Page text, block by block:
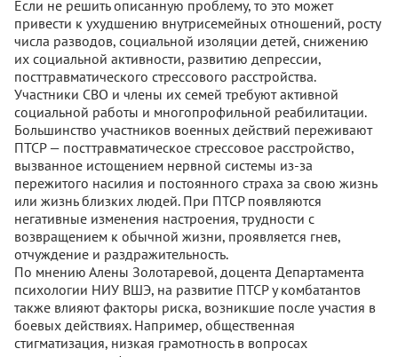
Если не решить описанную проблему, то это может
привести к ухудшению внутрисемейных отношений, росту
числа разводов, социальной изоляции детей, снижению
их социальной активности, развитию депрессии,
посттравматического стрессового расстройства.
Участники СВО и члены их семей требуют активной
социальной работы и многопрофильной реабилитации.
Большинство участников военных действий переживают
ПТСР — посттравматическое стрессовое расстройство,
вызванное истощением нервной системы из-за
пережитого насилия и постоянного страха за свою жизнь
или жизнь близких людей. При ПТСР появляются
негативные изменения настроения, трудности с
возвращением к обычной жизни, проявляется гнев,
отчуждение и раздражительность.
По мнению Алены Золотаревой, доцента Департамента
психологии НИУ ВШЭ, на развитие ПТСР у комбатантов
также влияют факторы риска, возникшие после участия в
боевых действиях. Например, общественная
стигматизация, низкая грамотность в вопросах